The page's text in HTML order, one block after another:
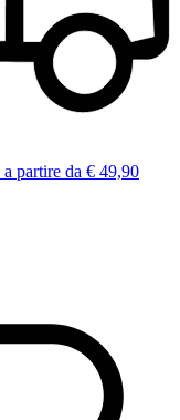
a partire da € 49,90